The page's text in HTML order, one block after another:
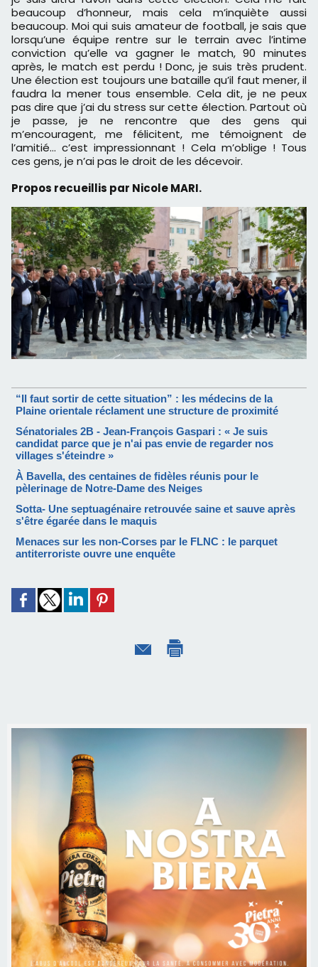
beaucoup d’honneur, mais cela m’inquiète aussi
beaucoup. Moi qui suis amateur de football, je sais que
lorsqu’une équipe rentre sur le terrain avec l’intime
conviction qu’elle va gagner le match, 90 minutes
après, le match est perdu ! Donc, je suis très prudent.
Une élection est toujours une bataille qu’il faut mener, il
faudra la mener tous ensemble. Cela dit, je ne peux
pas dire que j’ai du stress sur cette élection. Partout où
je passe, je ne rencontre que des gens qui
m’encouragent, me félicitent, me témoignent de
l’amitié… c’est impressionnant ! Cela m’oblige ! Tous
ces gens, je n’ai pas le droit de les décevoir.
Propos recueillis par Nicole MARI.
“Il faut sortir de cette situation” : les médecins de la
Plaine orientale réclament une structure de proximité
Sénatoriales 2B - Jean-François Gaspari : « Je suis
candidat parce que je n'ai pas envie de regarder nos
villages s'éteindre »
À Bavella, des centaines de fidèles réunis pour le
pèlerinage de Notre-Dame des Neiges
Sotta- Une septuagénaire retrouvée saine et sauve après
s'être égarée dans le maquis
Menaces sur les non-Corses par le FLNC : le parquet
antiterroriste ouvre une enquête